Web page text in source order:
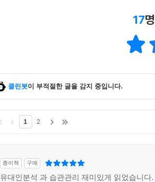
17
클린봇이 부적절한 글을 감지 중입니다.
1 2
종이책 구매
유대인분석 과 습관관리 재미있게 읽었습니다.